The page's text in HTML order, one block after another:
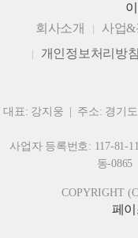
회사소개
사업&
개인정보처리방침
대표: 강지웅 | 주소: 경기도
사업자 등록번호: 117-81-
동-0865
COPYRIGHT
페